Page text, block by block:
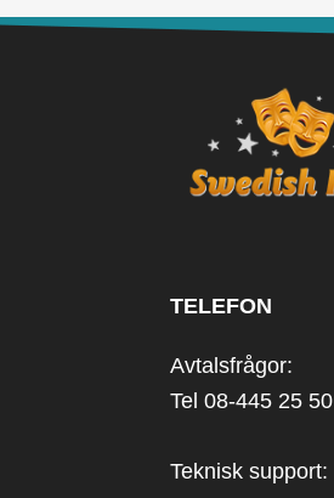
TELEFON
Avtalsfrågor:
Tel 08-445 25 50
Teknisk support: